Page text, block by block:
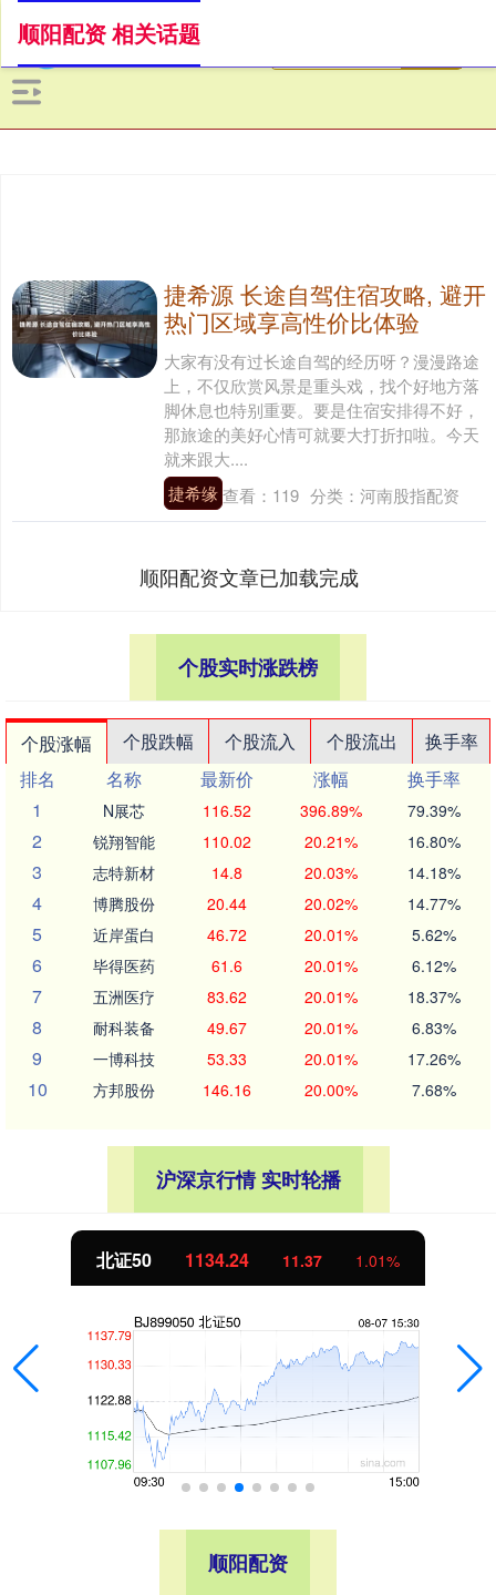
顺阳配资 相关话题
捷希源 长途自驾住宿攻略, 避开
热门区域享高性价比体验
大家有没有过长途自驾的经历呀？漫漫路途
上，不仅欣赏风景是重头戏，找个好地方落
脚休息也特别重要。要是住宿安排得不好，
那旅途的美好心情可就要大打折扣啦。今天
就来跟大....
捷希缘查看： 119 分类： 河南股指配资
顺阳配资文章已加载完成
个股实时涨跌榜
个股涨幅 个股跌幅 个股流入 个股流出
换手率
排名
名称 最新价 涨幅
换手率
1
N展芯 116.52 396.89% 79.39%
2 锐翔智能 110.02 20.21% 16.80%
3 志特新材 14.8 20.03% 14.18%
4 博腾股份 20.44 20.02% 14.77%
5 近岸蛋白 46.72 20.01% 5.62%
6 毕得医药 61.6 20.01% 6.12%
7 五洲医疗 83.62 20.01% 18.37%
8 耐科装备 49.67 20.01% 6.83%
9 一博科技 53.33 20.01% 17.26%
10 方邦股份 146.16 20.00% 7.68%
沪深京行情 实时轮播
北证50 1134.24 11.37 1.01%
顺阳配资